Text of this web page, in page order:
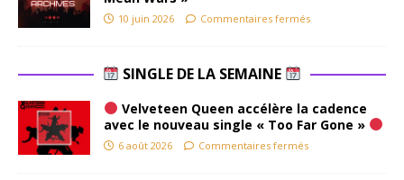
10 juin 2026 Commentaires fermés
SINGLE DE LA SEMAINE
Velveteen Queen accélère la cadence
avec le nouveau single « Too Far Gone »
6 août 2026 Commentaires fermés